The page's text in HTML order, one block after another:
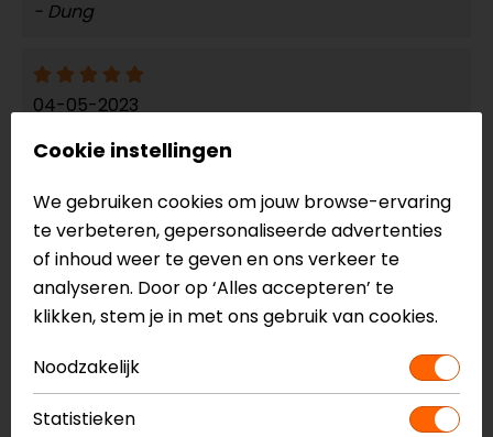
- Dung
04-05-2023
Werkt top! Leren jas toch aan te sluiten op mijn
- Roelofs
16-03-2023
afbeelding.
- De Bie
Cookie instellingen
We gebruiken cookies om jouw browse-ervaring
te verbeteren, gepersonaliseerde advertenties
of inhoud weer te geven en ons verkeer te
analyseren. Door op ‘Alles accepteren’ te
klikken, stem je in met ons gebruik van cookies.
Noodzakelijk
Statistieken